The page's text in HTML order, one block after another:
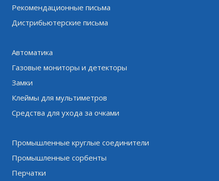
Рекомендационные письма
Дистрибьютерские письма
Автоматика
Газовые мониторы и детекторы
Замки
Клеймы для мультиметров
Средства для ухода за очками
Промышленные круглые соединители
Промышленные сорбенты
Перчатки